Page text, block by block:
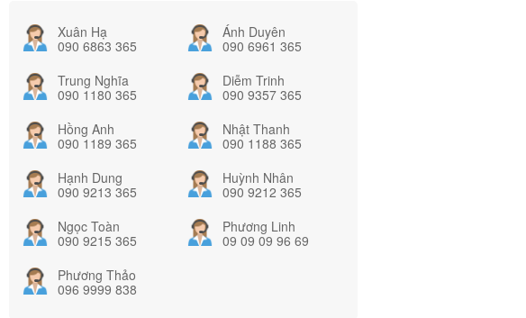
Xuân Hạ
090 6863 365
Ánh Duyên
090 6961 365
Trung Nghĩa
090 1180 365
Diễm Trinh
090 9357 365
Hồng Anh
090 1189 365
Nhật Thanh
090 1188 365
Hạnh Dung
090 9213 365
Huỳnh Nhân
090 9212 365
Ngọc Toàn
090 9215 365
Phương Linh
09 09 09 96 69
Phương Thảo
096 9999 838